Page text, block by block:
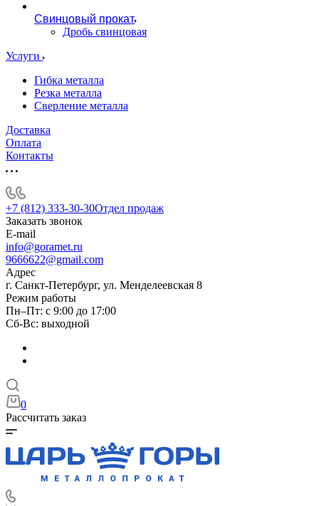
Свинцовый прокат
Дробь свинцовая
Услуги
Гибка металла
Резка металла
Сверление металла
Доставка
Оплата
Контакты
+7 (812) 333-30-30Отдел продаж
Заказать звонок
E-mail
info@goramet.ru
9666622@gmail.com
Адрес
г. Санкт-Петербург, ул. Менделеевская 8
Режим работы
Пн–Пт: с 9:00 до 17:00
Сб-Вс: выходной
0
Рассчитать заказ